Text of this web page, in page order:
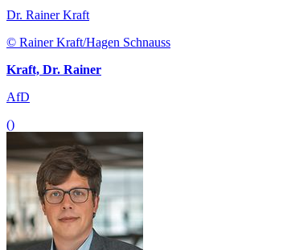
Dr. Rainer Kraft
© Rainer Kraft/Hagen Schnauss
Kraft, Dr. Rainer
AfD
()